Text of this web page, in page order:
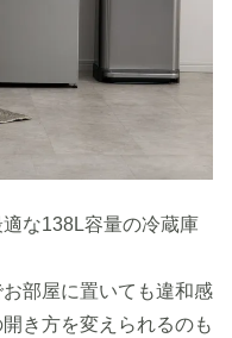
な138L容量の冷蔵庫
部屋に置いても違和感
き方を変えられるのも